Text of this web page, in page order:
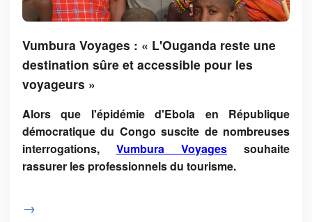
Vumbura Voyages : « L'Ouganda reste une
destination sûre et accessible pour les
voyageurs »
Alors que l'épidémie d'Ebola en République
démocratique du Congo suscite de nombreuses
interrogations, Vumbura Voyages souhaite
rassurer les professionnels du tourisme.
→